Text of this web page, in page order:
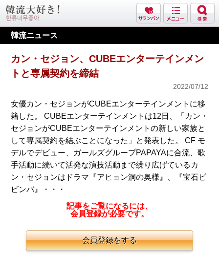
韓流ニュース
カン・セジョン、CUBEエンターテインメン
トと専属契約を締結
2022/07/12
女優カン・セジョンがCUBEエンターテインメントに移
籍した。 CUBEエンターテインメントは12日、「カン・
セジョンがCUBEエンターテインメントの新しい家族と
して専属契約を結ぶことになった」と発表した。 CF モ
デルでデビュー、ガールズグループPAPAYAに合流、歌
手活動に続いて活発な演技活動まで繰り広げているカ
ン・セジョンはドラマ『アヒョン洞の奥様』、『宝石ビ
ビンバ』・・・
記事をご覧になるには、
会員登録が必要です。
会員登録をする